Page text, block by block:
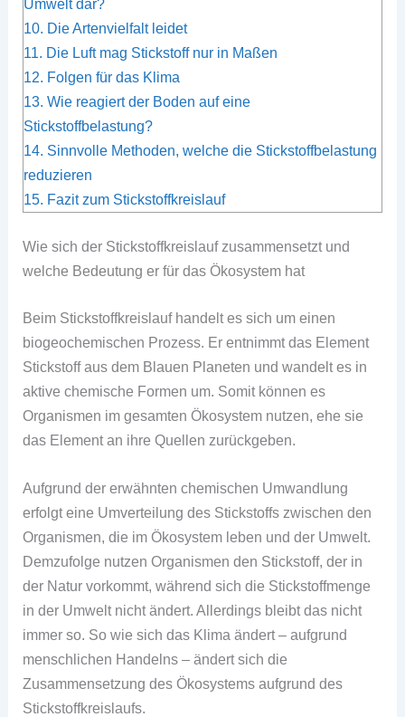
10. Die Artenvielfalt leidet
11.
Die Luft mag Stickstoff nur in Maßen
12. Folgen für das Klima
13. Wie reagiert der Boden auf eine
Stickstoffbelastung?
14. Sinnvolle Methoden, welche die Stickstoffbelastung
reduzieren
15. Fazit zum Stickstoffkreislauf
Wie sich der Stickstoffkreislauf zusammensetzt und
welche Bedeutung er für das Ökosystem hat
Beim Stickstoffkreislauf handelt es sich um einen
biogeochemischen Prozess. Er entnimmt das Element
Stickstoff aus dem Blauen Planeten und wandelt es in
aktive chemische Formen um. Somit können es
Organismen im gesamten Ökosystem nutzen, ehe sie
das Element an ihre Quellen zurückgeben.
Aufgrund der erwähnten chemischen Umwandlung
erfolgt eine Umverteilung des Stickstoffs zwischen den
Organismen, die im Ökosystem leben und der Umwelt.
Demzufolge nutzen Organismen den Stickstoff, der in
der Natur vorkommt, während sich die Stickstoffmenge
in der Umwelt nicht ändert. Allerdings bleibt das nicht
immer so. So wie sich das Klima ändert – aufgrund
menschlichen Handelns – ändert sich die
Zusammensetzung des Ökosystems aufgrund des
Stickstoffkreislaufs.